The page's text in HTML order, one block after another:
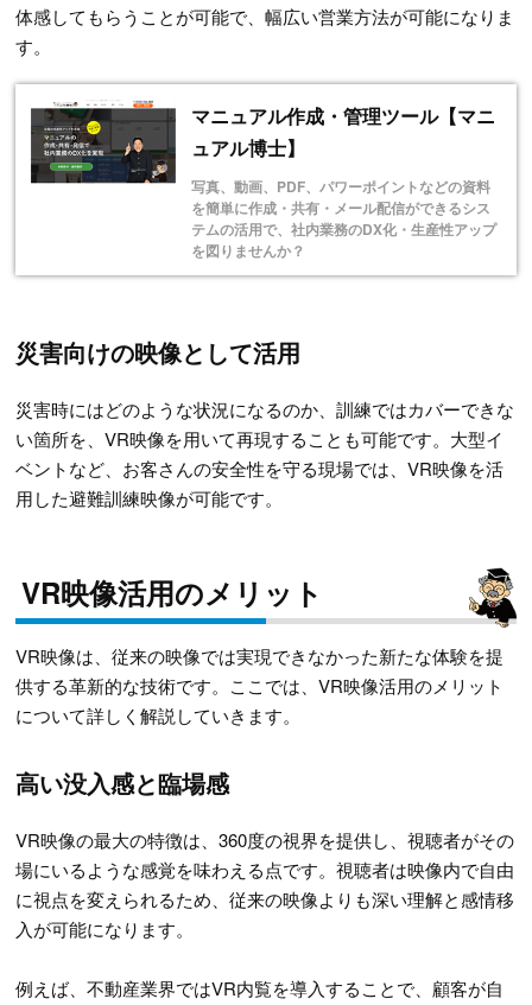
体感してもらうことが可能で、幅広い営業方法が可能になりま
す。
マニュアル作成・管理ツール【マニ
ュアル博士】
写真、動画、PDF、パワーポイントなどの資料
を簡単に作成・共有・メール配信ができるシス
テムの活用で、社内業務のDX化・生産性アップ
を図りませんか？
災害向けの映像として活用
災害時にはどのような状況になるのか、訓練ではカバーできな
い箇所を、VR映像を用いて再現することも可能です。大型イ
ベントなど、お客さんの安全性を守る現場では、VR映像を活
用した避難訓練映像が可能です。
VR映像活用のメリット
VR映像は、従来の映像では実現できなかった新たな体験を提
供する革新的な技術です。ここでは、VR映像活用のメリット
について詳しく解説していきます。
高い没入感と臨場感
VR映像の最大の特徴は、360度の視界を提供し、視聴者がその
場にいるような感覚を味わえる点です。視聴者は映像内で自由
に視点を変えられるため、従来の映像よりも深い理解と感情移
入が可能になります。
例えば、不動産業界ではVR内覧を導入することで、顧客が自